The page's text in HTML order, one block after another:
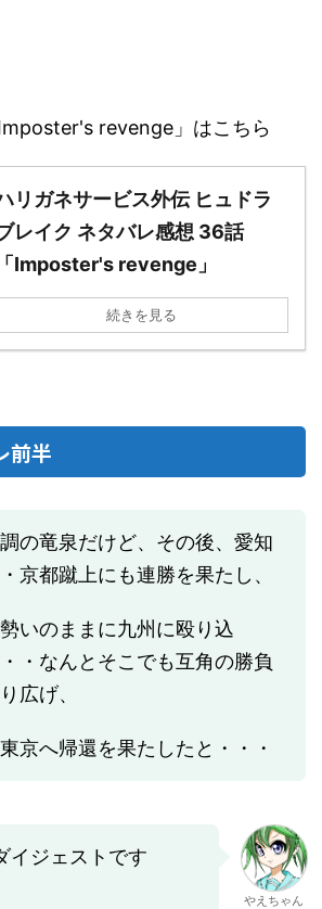
revenge」はこちら
リガネサービス外伝 ヒュドラ
レイク ネタバレ感想 36話
「Imposter's revenge」
続きを見る
前半
の竜泉だけど、その後、愛知
京都蹴上にも連勝を果たし、
いのままに九州に殴り込
・なんとそこでも互角の勝負
広げ、
京へ帰還を果たしたと・・・
イジェストです
やえちゃん